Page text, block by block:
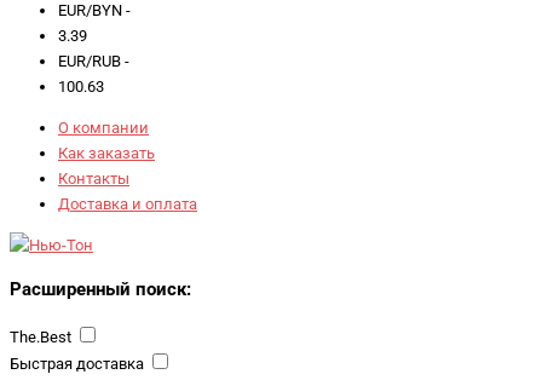
EUR/BYN -
3.39
EUR/RUB -
100.63
О компании
Как заказать
Контакты
Доставка и оплата
Расширенный поиск:
The.Best
Быстрая доставка